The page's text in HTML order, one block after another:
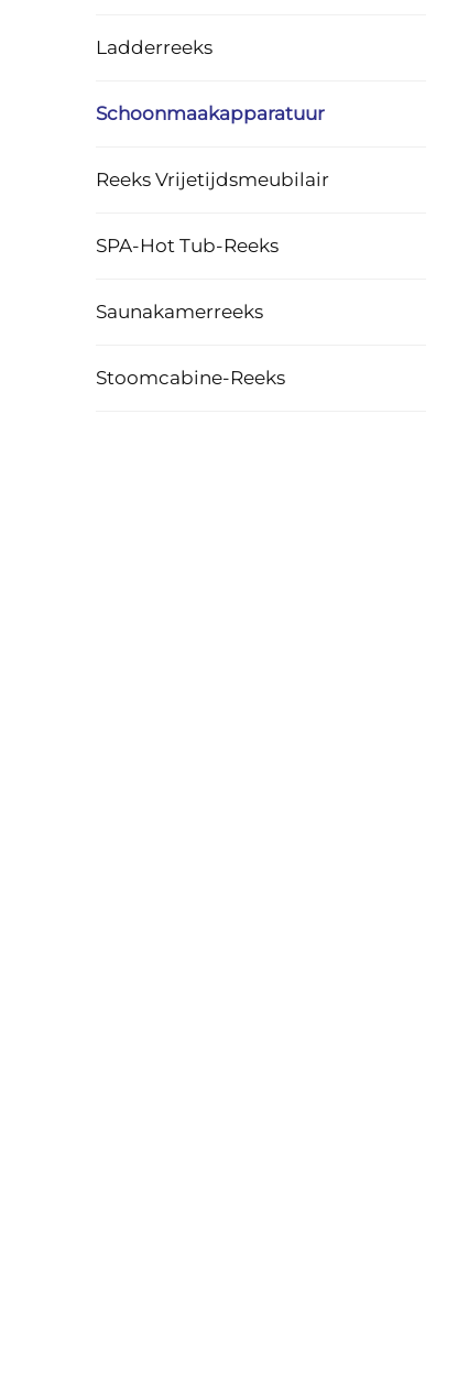
Ladderreeks
Schoonmaakapparatuur
Reeks Vrijetijdsmeubilair
SPA-Hot Tub-Reeks
Saunakamerreeks
Stoomcabine-Reeks